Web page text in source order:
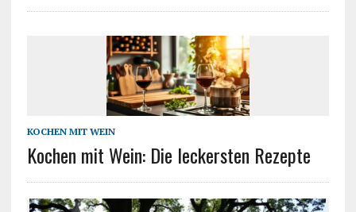
KOCHEN MIT WEIN
Kochen mit Wein: Die leckersten Rezepte